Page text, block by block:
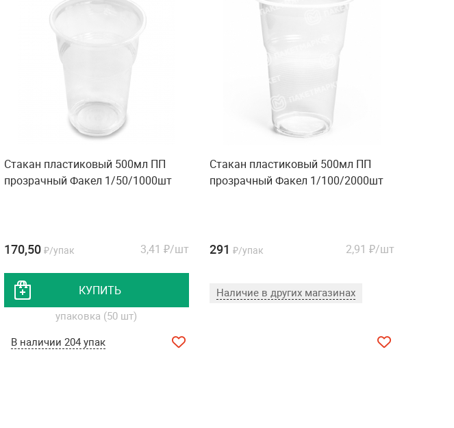
Стакан пластиковый 500мл ПП
прозрачный Факел 1/50/1000шт
170,50 ₽/упак 3,41 ₽/шт
КУПИТЬ
упаковка (50 шт)
В наличии 204 упак
Стакан пластиковый 500мл ПП
прозрачный Факел 1/100/2000шт
291 ₽/упак 2,91 ₽/шт
Наличие в других магазинах